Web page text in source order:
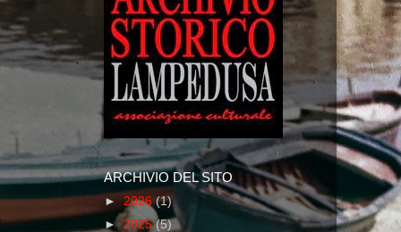
ARCHIVIO DEL SITO
►2026(1)
►2025 (5)